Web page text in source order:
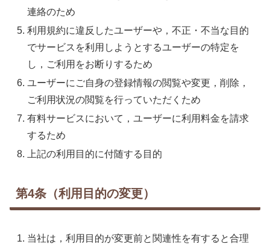
連絡のため
利用規約に違反したユーザーや，不正・不当な目的
でサービスを利用しようとするユーザーの特定を
し，ご利用をお断りするため
ユーザーにご自身の登録情報の閲覧や変更，削除，
ご利用状況の閲覧を行っていただくため
有料サービスにおいて，ユーザーに利用料金を請求
するため
上記の利用目的に付随する目的
第4条（利用目的の変更）
当社は，利用目的が変更前と関連性を有すると合理